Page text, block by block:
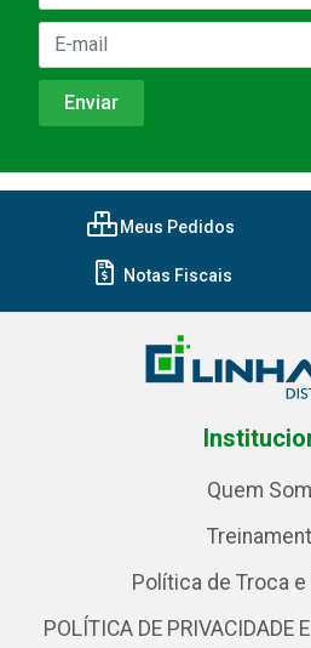
Meus Pedidos
Notas Fiscais
Quem
Política de Troca
POLÍTICA DE PRIVACIDADE